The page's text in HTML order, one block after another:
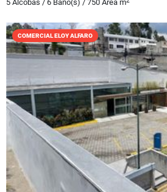
5 Alcobas / 6 Baño(s) / 750 Área m
COMERCIAL ELOY ALFARO